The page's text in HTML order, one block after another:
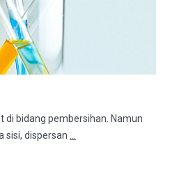
di bidang pembersihan. Namun
sisi, dispersan ...